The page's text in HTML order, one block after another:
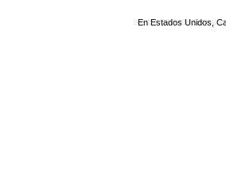
En Estados Unidos,